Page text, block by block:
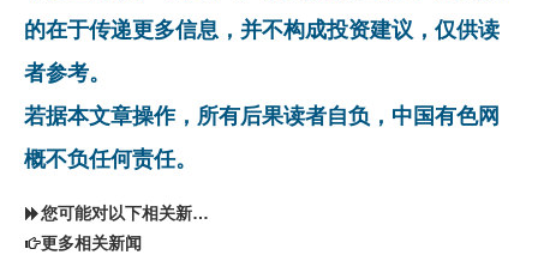
的在于传递更多信息，并不构成投资建议，仅供读
者参考。
若据本文章操作，所有后果读者自负，中国有色网
概不负任何责任。
您可能对以下相关新闻同样感兴趣
更多相关新闻